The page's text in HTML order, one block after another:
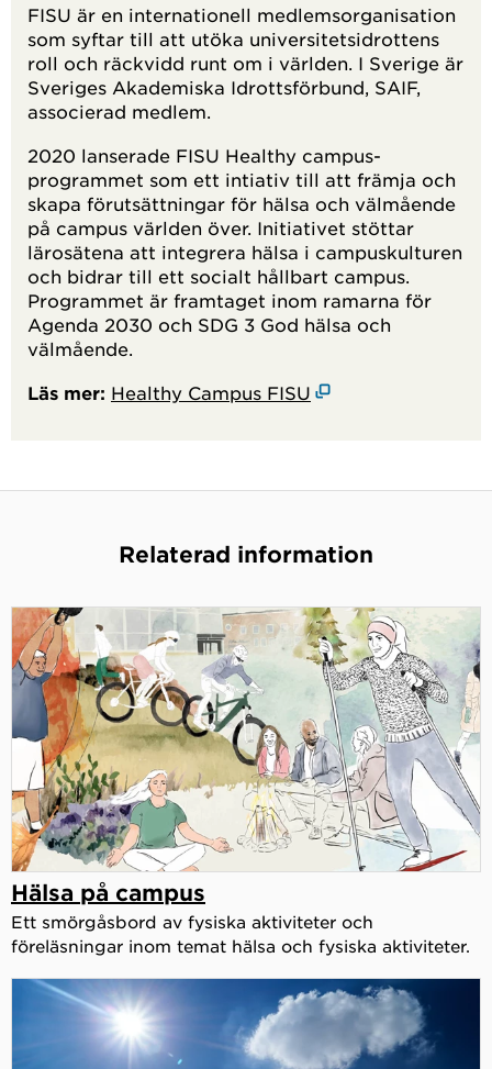
FISU är en internationell medlemsorganisation
som syftar till att utöka universitetsidrottens
roll och räckvidd runt om i världen. I Sverige är
Sveriges Akademiska Idrottsförbund, SAIF,
associerad medlem.
2020 lanserade FISU Healthy campus-
programmet som ett intiativ till att främja och
skapa förutsättningar för hälsa och välmående
på campus världen över. Initiativet stöttar
lärosätena att integrera hälsa i campuskulturen
och bidrar till ett socialt hållbart campus.
Programmet är framtaget inom ramarna för
Agenda 2030 och SDG 3 God hälsa och
välmående.
Läs mer: Healthy Campus FISU
Relaterad information
Hälsa på campus
Ett smörgåsbord av fysiska aktiviteter och
föreläsningar inom temat hälsa och fysiska aktiviteter.